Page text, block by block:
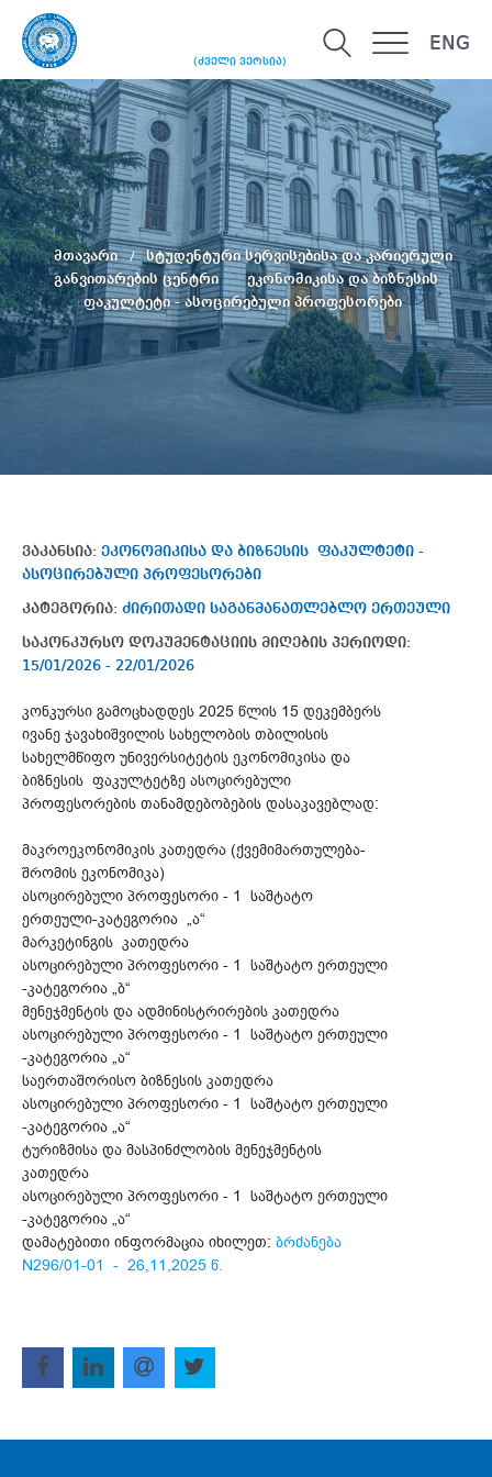
(ძველი ვერსია)
ENG
მთავარი
სტუდენტური სერვისებისა და კარიერული
განვითარების ცენტრი
ეკონომიკისა და ბიზნესის
ფაკულტეტი - ასოცირებული პროფესორები
ვაკანსია: ეკონომიკისა და ბიზნესის ფაკულტეტი -
ასოცირებული პროფესორები
კატეგორია: ძირითადი საგანმანათლებლო ერთეული
საკონკურსო დოკუმენტაციის მიღების პერიოდი:
15/01/2026 - 22/01/2026
კონკურსი გამოცხადდეს 2025 წლის 15 დეკემბერს
ივანე ჯავახიშვილის სახელობის თბილისის
სახელმწიფო უნივერსიტეტის ეკონომიკისა და
ბიზნესის ფაკულტეტზე ასოცირებული
პროფესორების თანამდებობების დასაკავებლად:
მაკროეკონომიკის კათედრა (ქვემიმართულება-
შრომის ეკონომიკა)
ასოცირებული პროფესორი - 1 საშტატო
ერთეული-კატეგორია „ა“
მარკეტინგის კათედრა
ასოცირებული პროფესორი - 1 საშტატო ერთეული
-კატეგორია „ბ“
მენეჯმენტის და ადმინისტრირების კათედრა
ასოცირებული პროფესორი - 1 საშტატო ერთეული
-კატეგორია „ა“
საერთაშორისო ბიზნესის კათედრა
ასოცირებული პროფესორი - 1 საშტატო ერთეული
-კატეგორია „ა“
ტურიზმისა და მასპინძლობის მენეჯმენტის
კათედრა
ასოცირებული პროფესორი - 1 საშტატო ერთეული
-კატეგორია „ა“
დამატებითი ინფორმაცია იხილეთ: ბრძანება
N296/01-01 - 26,11,2025 წ.